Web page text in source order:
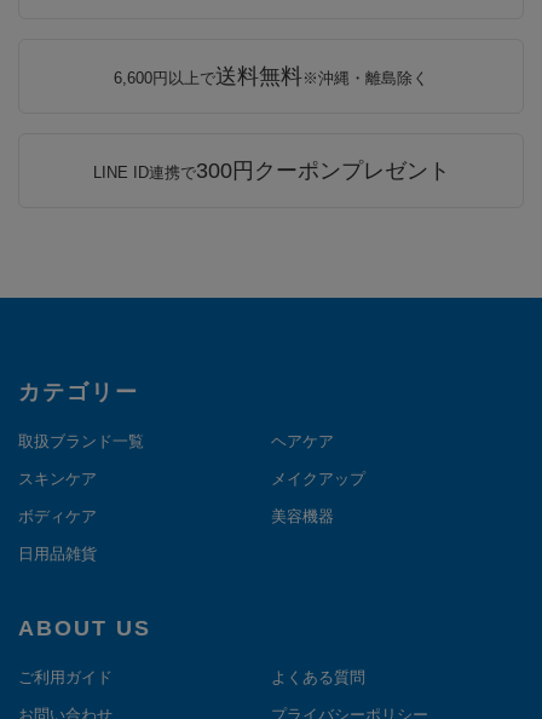
6,600円以上で送料無料※沖縄・離島除く
LINE ID連携で300円クーポンプレゼント
カテゴリー
取扱ブランド一覧 ヘアケア
スキンケア メイクアップ
ボディケア 美容機器
日用品雑貨
ABOUT US
ご利用ガイド よくある質問
お問い合わせ プライバシーポリシー